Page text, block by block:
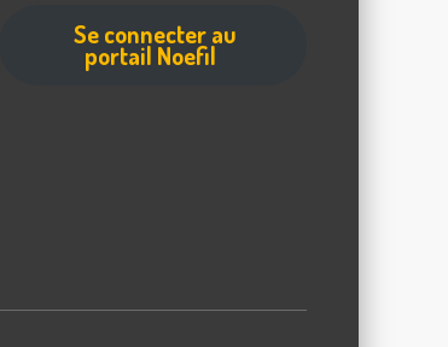
Se connecter au
portail Noefil